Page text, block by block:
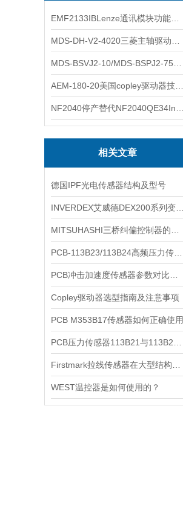
相关文章
德国IPF光电传感器结构及型号
Copley驱动器选型指南及注意事项
PCB M353B17传感器如何正确使用
WEST温控器是如何使用的？